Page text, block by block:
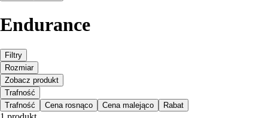
Endurance
Filtry
Rozmiar
Zobacz produkt
Trafność
Trafność
Cena rosnąco Cena malejąco Rabat